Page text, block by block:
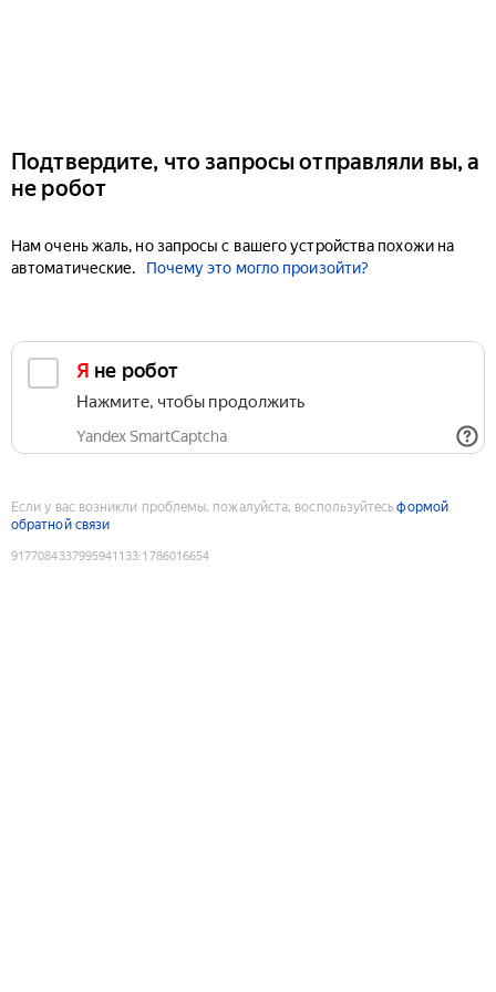
Подтвердите, что запросы отправляли вы, а
не робот
Нам очень жаль, но запросы с вашего устройства похожи на
автоматические.
Почему это могло произойти?
Я не робот
Нажмите, чтобы продолжить
Yandex SmartCaptcha
Если у вас возникли проблемы, пожалуйста, воспользуйтесьформой
обратной связи
9177084337995941133:1786016654